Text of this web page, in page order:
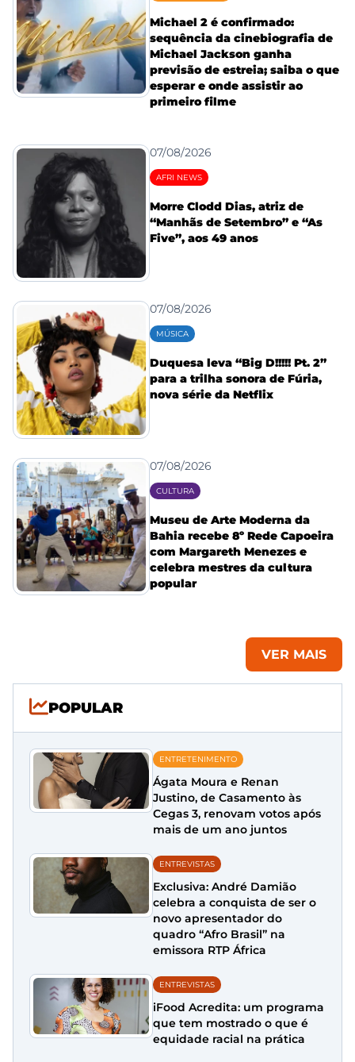
Michael 2 é confirmado:
sequência da cinebiografia de
Michael Jackson ganha
previsão de estreia; saiba o que
esperar e onde assistir ao
primeiro filme
07/08/2026
AFRI NEWS
Morre Clodd Dias, atriz de
“Manhãs de Setembro” e “As
Five”, aos 49 anos
07/08/2026
MÚSICA
Duquesa leva “Big D!!!!! Pt. 2”
para a trilha sonora de Fúria,
nova série da Netflix
07/08/2026
CULTURA
Museu de Arte Moderna da
Bahia recebe 8º Rede Capoeira
com Margareth Menezes e
celebra mestres da cultura
popular
VER MAIS
POPULAR
ENTRETENIMENTO
Ágata Moura e Renan
Justino, de Casamento às
Cegas 3, renovam votos após
mais de um ano juntos
ENTREVISTAS
Exclusiva: André Damião
celebra a conquista de ser o
novo apresentador do
quadro “Afro Brasil” na
emissora RTP África
ENTREVISTAS
iFood Acredita: um programa
que tem mostrado o que é
equidade racial na prática